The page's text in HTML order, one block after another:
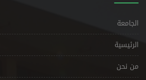
الجامعة
الرئيسية
من نحن